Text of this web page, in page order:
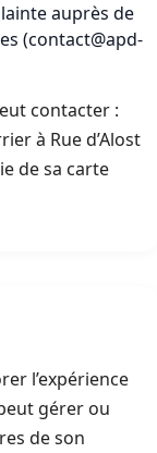
auprès de
(contact@apd-
contacter :
à Rue d’Alost
de sa carte
l’expérience
gérer ou
de son